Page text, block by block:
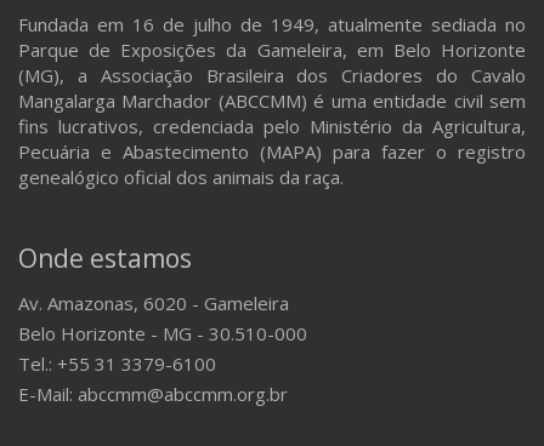
Fundada em 16 de julho de 1949, atualmente sediada no
Parque de Exposições da Gameleira, em Belo Horizonte
(MG), a Associação Brasileira dos Criadores do Cavalo
Mangalarga Marchador (ABCCMM) é uma entidade civil sem
fins lucrativos, credenciada pelo Ministério da Agricultura,
Pecuária e Abastecimento (MAPA) para fazer o registro
genealógico oficial dos animais da raça.
Onde estamos
Av. Amazonas, 6020 - Gameleira
Belo Horizonte - MG - 30.510-000
Tel.: +55 31 3379-6100
E-Mail: abccmm@abccmm.org.br